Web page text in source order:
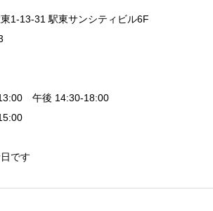
1-13-31 駅東サンシティビル6F
午後 14:30-18:00
です